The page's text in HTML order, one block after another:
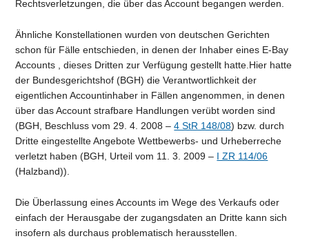
Rechtsverletzungen, die über das Account begangen werden.
Ähnliche Konstellationen wurden von deutschen Gerichten
schon für Fälle entschieden, in denen der Inhaber eines E-Bay
Accounts , dieses Dritten zur Verfügung gestellt hatte.Hier hatte
der Bundesgerichtshof (BGH) die Verantwortlichkeit der
eigentlichen Accountinhaber in Fällen angenommen, in denen
über das Account strafbare Handlungen verübt worden sind
(BGH, Beschluss vom 29. 4. 2008 –4 StR 148/08) bzw. durch
Dritte eingestellte Angebote Wettbewerbs- und Urheberreche
verletzt haben (BGH, Urteil vom 11. 3. 2009 – I ZR 114/06
(Halzband)).
Die Überlassung eines Accounts im Wege des Verkaufs oder
einfach der Herausgabe der zugangsdaten an Dritte kann sich
insofern als durchaus problematisch herausstellen.